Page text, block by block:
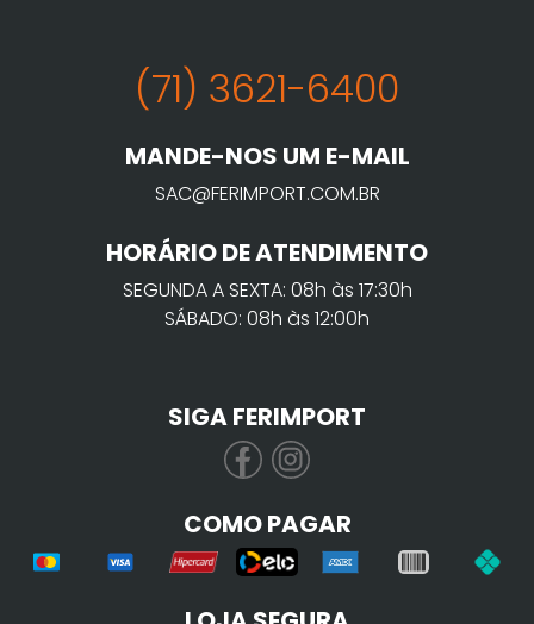
(71) 3621-6400
MANDE-NOS UM E-MAIL
SAC@FERIMPORT.COM.BR
HORÁRIO DE ATENDIMENTO
SEGUNDA A SEXTA: 08h às 17:30h
SÁBADO: 08h às 12:00h
SIGA FERIMPORT
COMO PAGAR